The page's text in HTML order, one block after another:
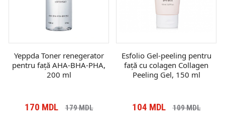
Yeppda Toner renegerator
pentru față AHA-BHA-PHA,
200 ml
170 MDL 179MDL
Esfolio Gel-peeling pentru
față cu colagen Collagen
Peeling Gel, 150 ml
104 MDL 109MDL